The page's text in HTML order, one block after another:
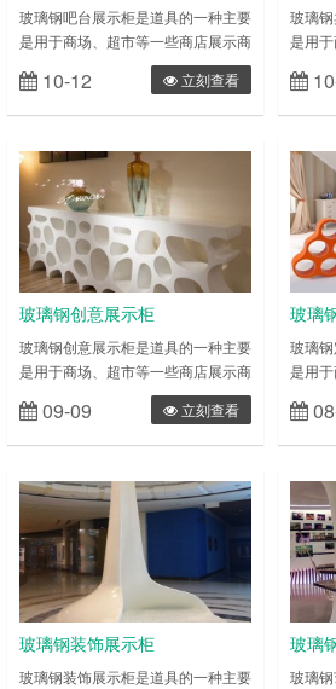
玻璃钢吧台展示柜是道具的一种主要
是用于商场、超市等一些商店展示商
品、储藏商品，具有外观个性、功能
强大，而且还要具备广告效应.从而
达更好的营利目的。为品牌提供一个
司店铺最好的展柜。展柜特色主要是
用于商场，超市，专卖店，精品店等
一些商店展示和储藏商品，外观讲究
美观别致，功能强大，而且具备明显
的广告效应以达到更好的赢利目的，
为品牌产……
10-12 立刻查看
玻璃
是用
品、
强大
达更
司店
用于
一些
美观
的广
为品
玻璃钢创意展示柜
玻璃钢创意展示柜是道具的一种主要
是用于商场、超市等一些商店展示商
品、储藏商品，具有外观个性、功能
强大，而且还要具备广告效应.从而
达更好的营利目的。为品牌提供一个
司店铺最好的展柜。展柜特色主要是
用于商场，超市，专卖店，精品店等
一些商店展示和储藏商品，外观讲究
美观别致，功能强大，而且具备明显
的广告效应以达到更好的赢利目的，
为品牌产……
09-09 立刻查看
玻璃
玻璃
是用
品、
强大
达更
司店
用于
一些
美观
的广
为品
玻璃钢装饰展示柜
玻璃钢装饰展示柜是道具的一种主要
玻璃
玻璃